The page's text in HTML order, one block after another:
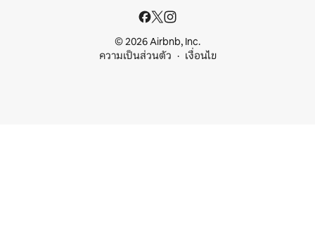
© 2026 Airbnb, Inc.
ความเป็นส่วนตัว
เงื่อนไข